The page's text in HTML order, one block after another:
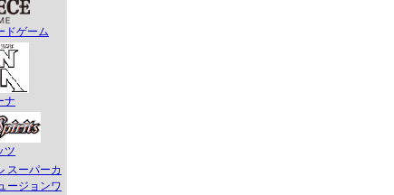
ドゲーム
ナ
ツ
スーパーカ
ージョンワ